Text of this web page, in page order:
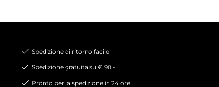
Spedizione di ritorno facile
Spedizione gratuita su € 90,-
Pronto per la spedizione in 24 ore